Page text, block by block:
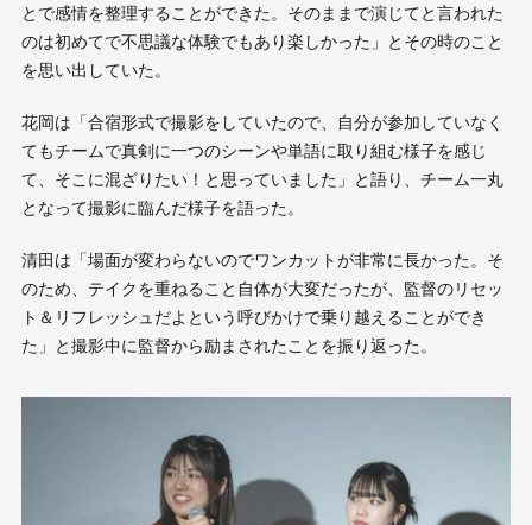
とで感情を整理することができた。そのままで演じてと言われた
のは初めてで不思議な体験でもあり楽しかった」とその時のこと
を思い出していた。
花岡は「合宿形式で撮影をしていたので、自分が参加していなく
てもチームで真剣に一つのシーンや単語に取り組む様子を感じ
て、そこに混ざりたい！と思っていました」と語り、チーム一丸
となって撮影に臨んだ様子を語った。
清田は「場面が変わらないのでワンカットが非常に長かった。そ
のため、テイクを重ねること自体が大変だったが、監督のリセッ
ト＆リフレッシュだよという呼びかけで乗り越えることができ
た」と撮影中に監督から励まされたことを振り返った。